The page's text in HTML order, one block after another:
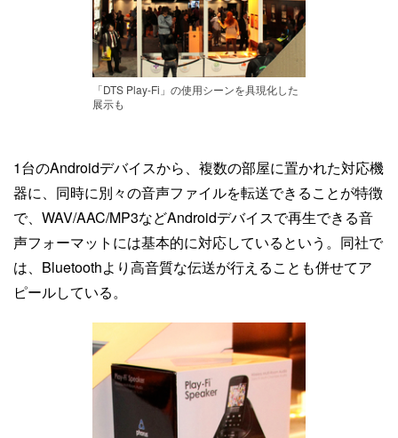
「DTS Play-Fi」の使用シーンを具現化した
展示も
1台のAndroidデバイスから、複数の部屋に置かれた対応機
器に、同時に別々の音声ファイルを転送できることが特徴
で、WAV/AAC/MP3などAndroidデバイスで再生できる音
声フォーマットには基本的に対応しているという。同社で
は、Bluetoothより高音質な伝送が行えることも併せてア
ピールしている。